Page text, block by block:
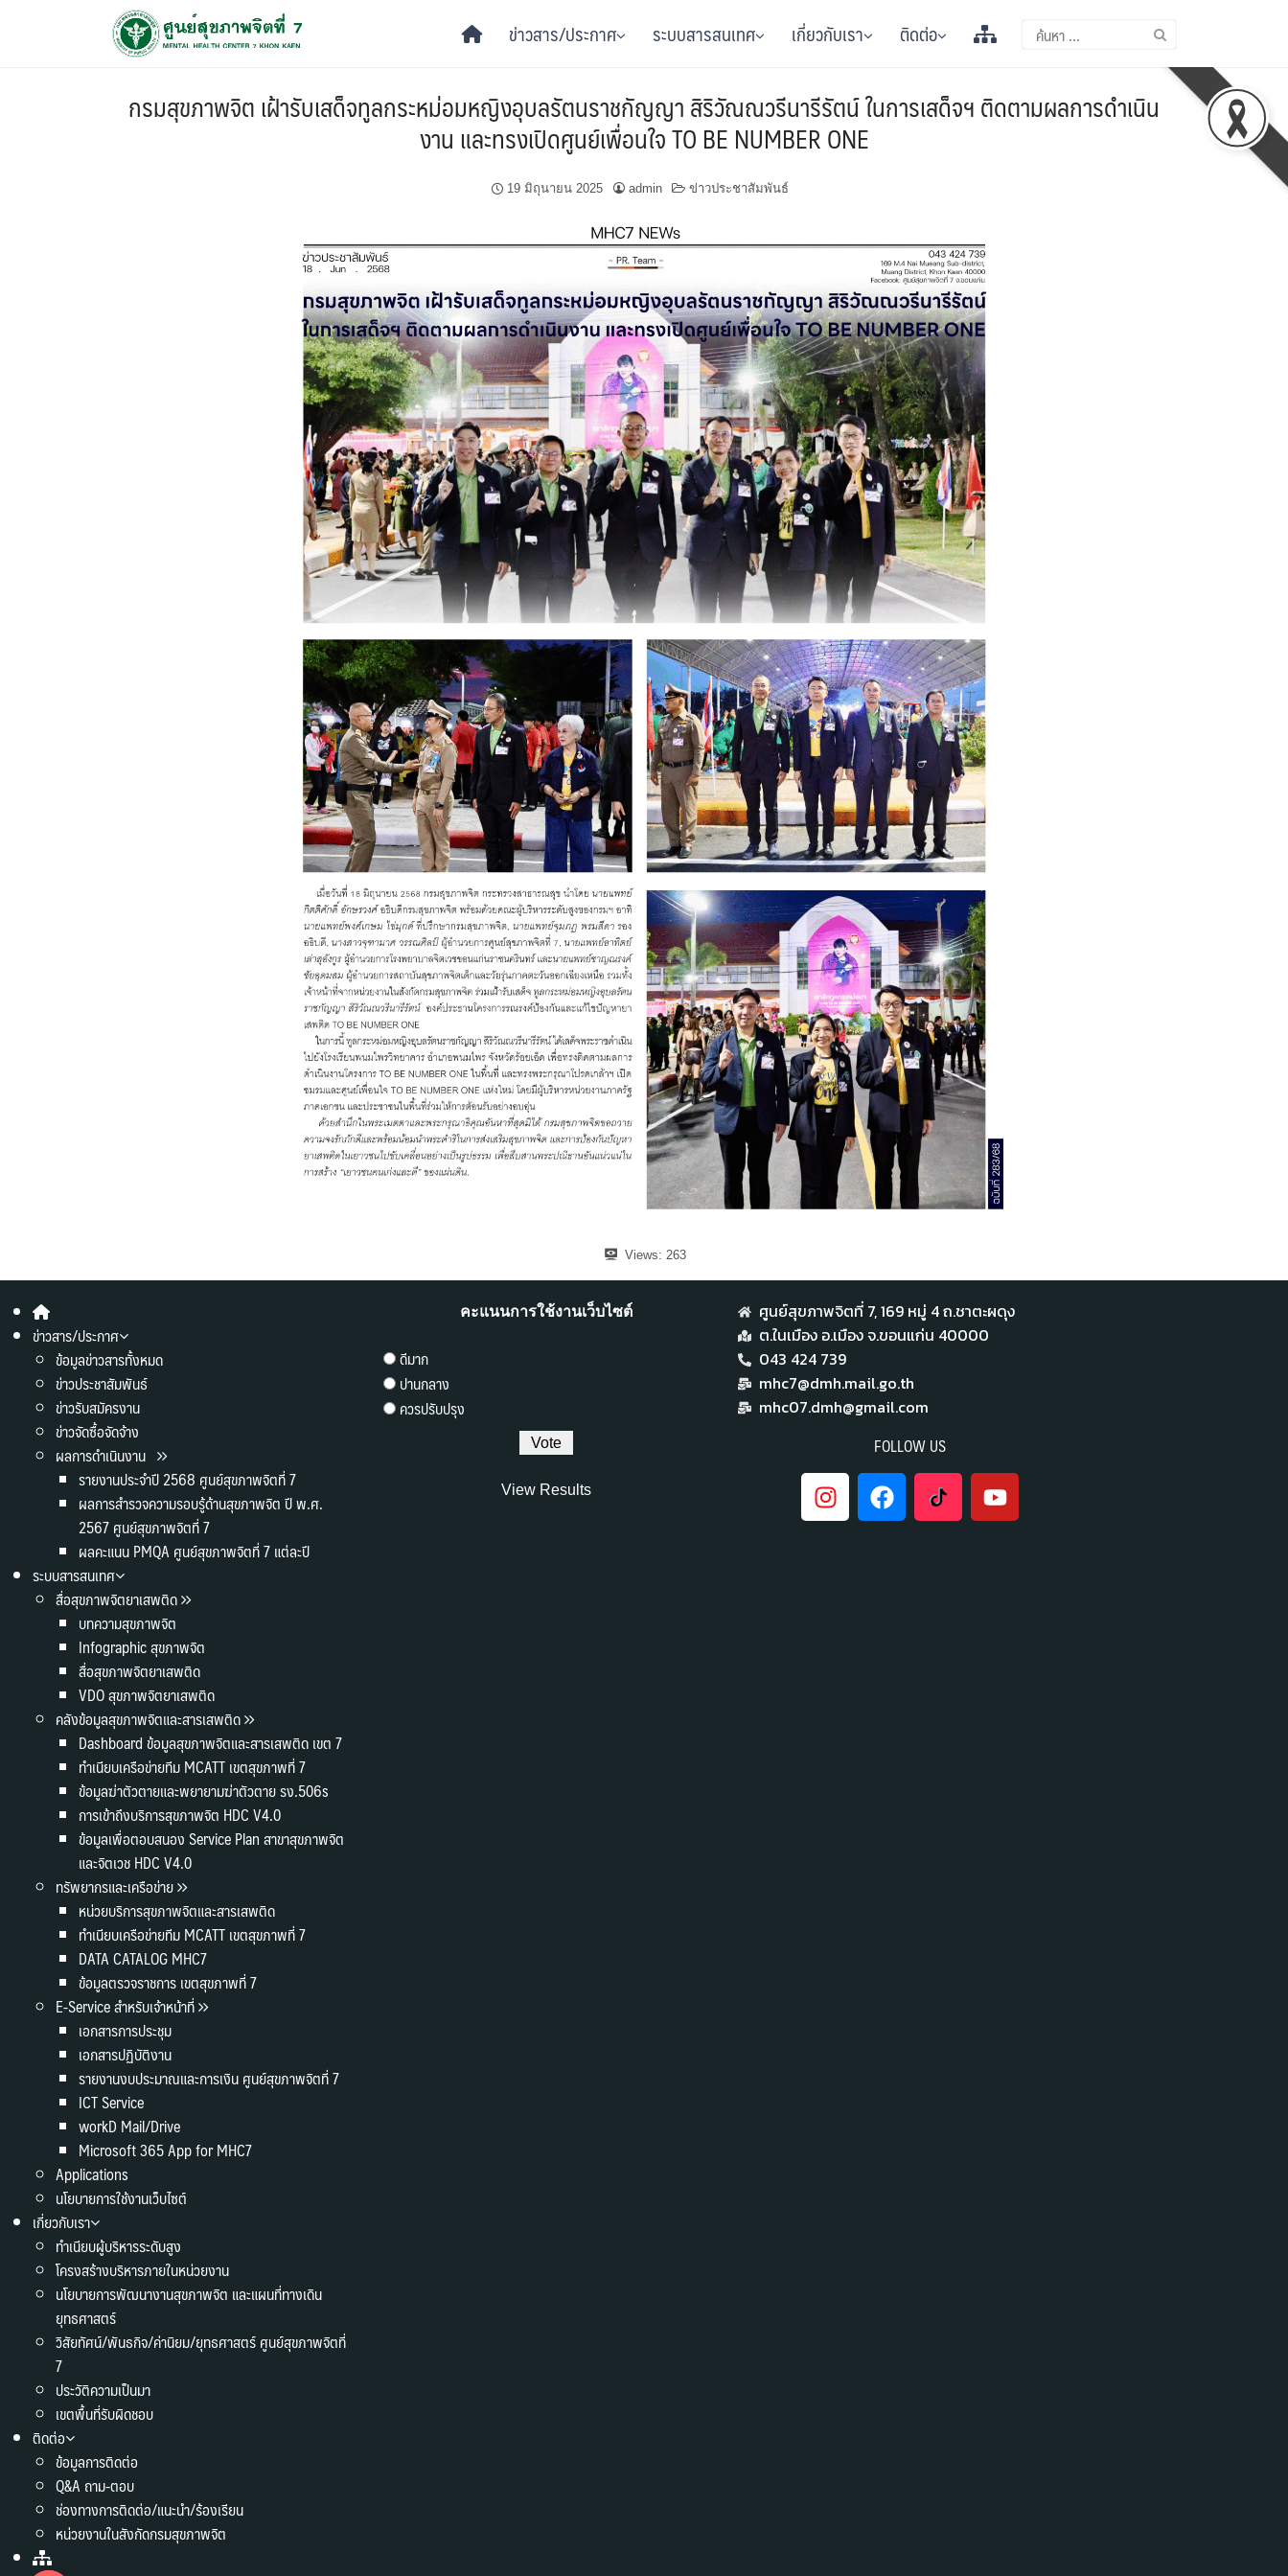
ข่าวสาร/ประกาศ ระบบสารสนเทศ เกี่ยวกับเรา ติดต่อ
กรมสุขภาพจิต เฝ้ารับเสด็จทูลกระหม่อมหญิงอุบลรัตนราชกัญญา สิริวัณณวรีนารีรัตน์ ในการเสด็จฯ ติดตามผลการดำเนิน
งาน และทรงเปิดศูนย์เพื่อนใจ TO BE NUMBER ONE
19 มิถุนายน 2025 admin ข่าวประชาสัมพันธ์
Views: 263
ข่าวสาร/ประกาศ
ข้อมูลข่าวสารทั้งหมด
ข่าวประชาสัมพันธ์
ข่าวรับสมัครงาน
ข่าวจัดซื้อจัดจ้าง
ผลการดำเนินงาน
รายงานประจำปี 2568 ศูนย์สุขภาพจิตที่ 7
ผลการสำรวจความรอบรู้ด้านสุขภาพจิต ปี พ.ศ.
2567 ศูนย์สุขภาพจิตที่ 7
ผลคะแนน PMQA ศูนย์สุขภาพจิตที่ 7 แต่ละปี
ระบบสารสนเทศ
สื่อสุขภาพจิตยาเสพติด
บทความสุขภาพจิต
Infographic สุขภาพจิต
สื่อสุขภาพจิตยาเสพติด
VDO สุขภาพจิตยาเสพติด
คลังข้อมูลสุขภาพจิตและสารเสพติด
Dashboard ข้อมูลสุขภาพจิตและสารเสพติด เขต 7
ทำเนียบเครือข่ายทีม MCATT เขตสุขภาพที่ 7
ข้อมูลฆ่าตัวตายและพยายามฆ่าตัวตาย รง.506s
การเข้าถึงบริการสุขภาพจิต HDC V4.0
ข้อมูลเพื่อตอบสนอง Service Plan สาขาสุขภาพจิต
และจิตเวช HDC V4.0
ทรัพยากรและเครือข่าย
หน่วยบริการสุขภาพจิตและสารเสพติด
ทำเนียบเครือข่ายทีม MCATT เขตสุขภาพที่ 7
DATA CATALOG MHC7
ข้อมูลตรวจราชการ เขตสุขภาพที่ 7
E-Service สำหรับเจ้าหน้าที่
เอกสารการประชุม
เอกสารปฏิบัติงาน
รายงานงบประมาณและการเงิน ศูนย์สุขภาพจิตที่ 7
ICT Service
workD Mail/Drive
Microsoft 365 App for MHC7
Applications
นโยบายการใช้งานเว็บไซต์
เกี่ยวกับเรา
ทำเนียบผู้บริหารระดับสูง
โครงสร้างบริหารภายในหน่วยงาน
นโยบายการพัฒนางานสุขภาพจิต และแผนที่ทางเดิน
ยุทธศาสตร์
วิสัยทัศน์/พันธกิจ/ค่านิยม/ยุทธศาสตร์ ศูนย์สุขภาพจิตที่
7
ประวัติความเป็นมา
เขตพื้นที่รับผิดชอบ
ติดต่อ
ข้อมูลการติดต่อ
Q&A ถาม-ตอบ
ช่องทางการติดต่อ/แนะนำ/ร้องเรียน
หน่วยงานในสังกัดกรมสุขภาพจิต
คะแนนการใช้งานเว็บไซต์
ดีมาก
ปานกลาง
ควรปรับปรุง
View Results
ศูนย์สุขภาพจิตที่ 7,​ 169 หมู่ 4 ถ.ชาตะผดุง
ต.ในเมือง อ.เมือง จ.ขอนแก่น 40000
043 424 739
mhc7@dmh.mail.go.th
mhc07.dmh@gmail.com
FOLLOW US